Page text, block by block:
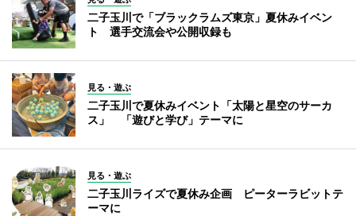
二子玉川で「ブラックラムズ東京」夏休みイベン
ト 選手交流会や公開収録も
見る・遊ぶ
二子玉川で夏休みイベント「太陽と星空のサーカ
ス」 「遊びと学び」テーマに
見る・遊ぶ
二子玉川ライズで夏休み企画 ピーターラビットテ
ーマに